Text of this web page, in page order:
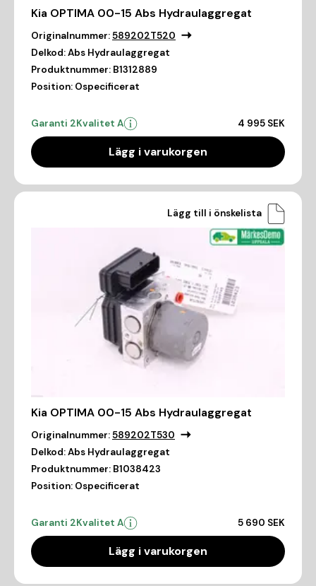
Kia OPTIMA 00-15 Abs Hydraulaggregat
Originalnummer:589202T520
Delkod:Abs Hydraulaggregat
Produktnummer: B1312889
Position: Ospecificerat
Garanti 2Kvalitet A 4 995 SEK
Lägg i varukorgen
Lägg till i önskelista
Kia OPTIMA 00-15 Abs Hydraulaggregat
Originalnummer:589202T530
Delkod:Abs Hydraulaggregat
Produktnummer: B1038423
Position: Ospecificerat
Garanti 2Kvalitet A 5 690 SEK
Lägg i varukorgen